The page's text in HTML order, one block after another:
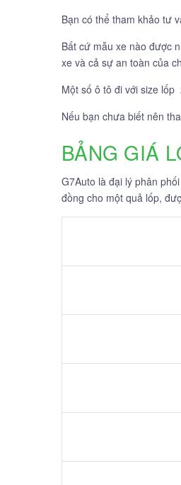
Bạn có thể tham khảo tư
Bất cứ mẫu xe nào được
xe và cả sự an toàn của
Một số ô tô đi với size
Nếu bạn chưa biết nên
BẢNG GIÁ
G7Auto là đại lý phân
đồng cho một quả lốp,